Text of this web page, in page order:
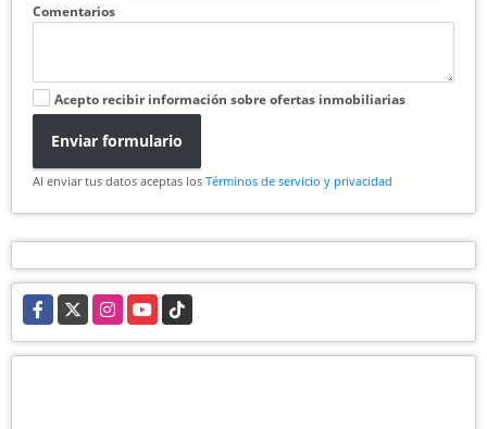
Comentarios
Acepto recibir información sobre ofertas inmobiliarias
Enviar formulario
Al enviar tus datos aceptas los Términos de servicio y privacidad
Facebook
X InstagramYouTubeTikTok